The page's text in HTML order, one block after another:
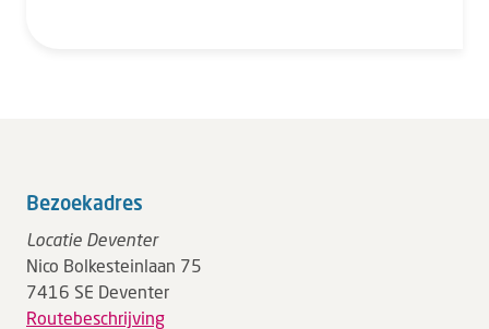
Bezoekadres
Locatie Deventer
Nico Bolkesteinlaan 75
7416 SE Deventer
Routebeschrijving